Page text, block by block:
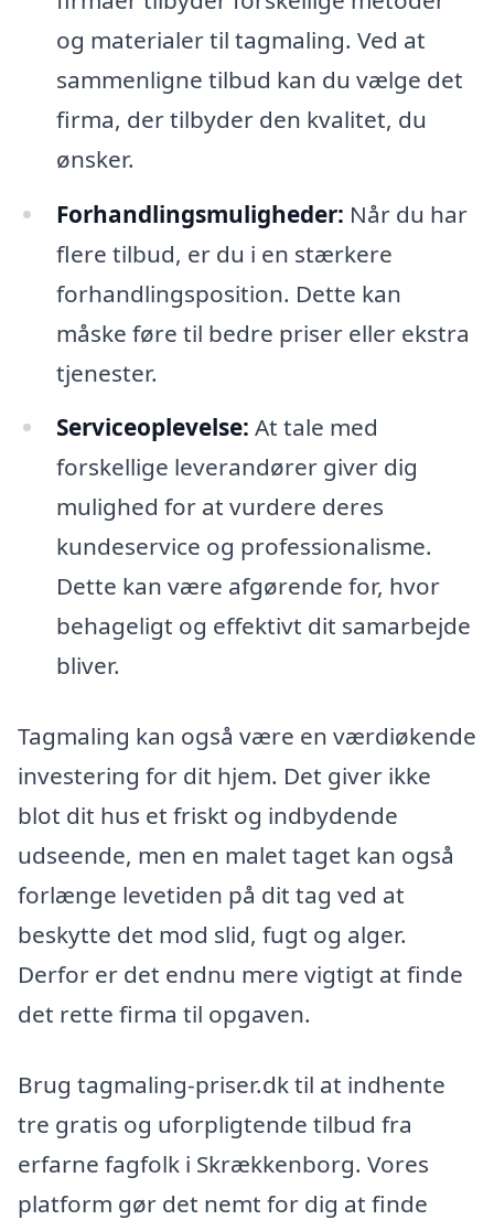
og materialer til tagmaling. Ved at
sammenligne tilbud kan du vælge det
firma, der tilbyder den kvalitet, du
ønsker.
Forhandlingsmuligheder: Når du har
flere tilbud, er du i en stærkere
forhandlingsposition. Dette kan
måske føre til bedre priser eller ekstra
tjenester.
Serviceoplevelse: At tale med
forskellige leverandører giver dig
mulighed for at vurdere deres
kundeservice og professionalisme.
Dette kan være afgørende for, hvor
behageligt og effektivt dit samarbejde
bliver.
Tagmaling kan også være en værdiøkende
investering for dit hjem. Det giver ikke
blot dit hus et friskt og indbydende
udseende, men en malet taget kan også
forlænge levetiden på dit tag ved at
beskytte det mod slid, fugt og alger.
Derfor er det endnu mere vigtigt at finde
det rette firma til opgaven.
Brug tagmaling-priser.dk til at indhente
tre gratis og uforpligtende tilbud fra
erfarne fagfolk i Skrækkenborg. Vores
platform gør det nemt for dig at finde